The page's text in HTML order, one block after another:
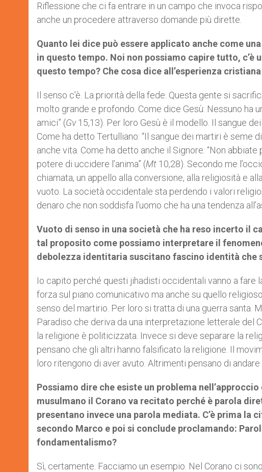
Riflessione che ci fa entrare in un campo che invoca
anche un procedere attraverso domande più dirette.
Quanto lei dice può essere applicato anche come
in questo tempo. Noi non possiamo capire tutto,
questo tempo? Che cosa dice all’esperienza
Il senso c’è. La priorità della fede. Questa gente si
molto grande e profondo. Come dice Gesù: Nessuno ha
amici” (Gv15,13). Per loro Gesù è il modello. Il sangue
Come ha detto Tertulliano: “Il sangue dei martiri è seme
anche vita. Come ha detto anche il Signore: “Non
potere di uccidere l’anima” (Mt 10,28). Secondo me
chiamata, un appello alla conversione, alla religiosità e
vuoto. La società occidentale sta perdendo i valori
denaro che non soddisfa l’uomo che ha una tendenza
Vuoto di senso in una società che ha reso incerto il
tal proposito come possiamo interpretare il
debolezza identitaria suscitano fascino identità
Io capito perché questi jihadisti occidentali vanno a fare
forza sul piano comunicativo ma anche su quello
senso del martirio. Per loro si tratta di una guerra santa.
Paradiso che deriva da una interpretazione letterale del
la religione è politicizzata. Invece si deve separare la
pensano che gli altri hanno falsificato la religione. Il
loro ritengono di aver avuto. Altrimenti pensano di andare
Possiamo dire che esiste un problema
musulmano il Corano va recitato perché è parola
presentano invece una parola mediata. C’è prima la
secondo Marco e poi si conclude proclamando:
fondamentalismo?
Sì, certamente. Facciamo un esempio. Nel Corano ci